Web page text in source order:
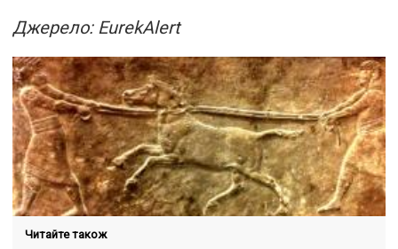
Джерело: EurekAlert
Читайте також